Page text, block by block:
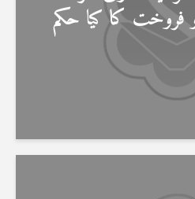
فروخت کا کیا حکم